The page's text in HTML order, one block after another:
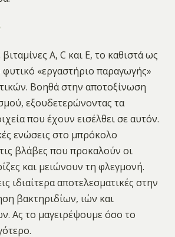
Α, C και Ε, το καθιστά ως
φυτικό «εργαστήριο παραγωγής»
Βοηθά στην αποτοξίνωση
εξουδετερώνοντας τα
που έχουν εισέλθει σε αυτόν.
ενώσεις στο μπρόκολο
βλάβες που προκαλούν οι
και μειώνουν τη φλεγμονή.
ιδιαίτερα αποτελεσματικές στην
βακτηριδίων, ιών και
Ας το μαγειρέψουμε όσο το